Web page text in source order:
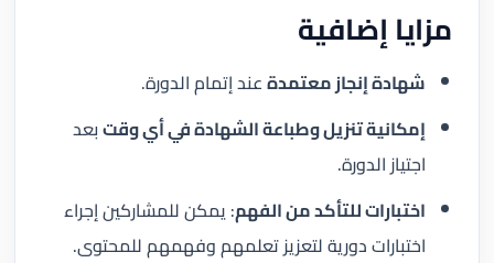
مزايا إضافية
شهادة إنجاز معتمدةعند إتمام الدورة.
إمكانية تنزيل وطباعة الشهادة في أي وقتبعد
اجتياز الدورة.
اختبارات للتأكد من الفهم: يمكن للمشاركين إجراء
اختبارات دورية لتعزيز تعلمهم وفهمهم للمحتوى.